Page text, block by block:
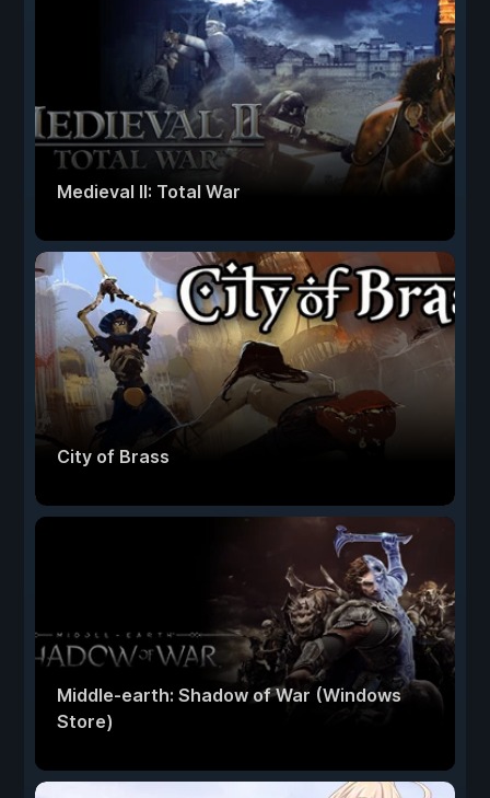
Medieval II: Total War
City of Brass
Middle-earth: Shadow of War (Windows
Store)